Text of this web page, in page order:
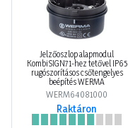
Jelzőoszlop alapmodul
KombiSIGN71-hez tetővel IP65
rugószorításos csőtengelyes
beépítés WERMA
WERM64081000
Raktáron